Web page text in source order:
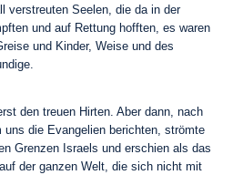
verstreuten Seelen, die da in der
und auf Rettung hofften, es waren
und Kinder, Weise und des
den treuen Hirten. Aber dann, nach
die Evangelien berichten, strömte
Grenzen Israels und erschien als das
der ganzen Welt, die sich nicht mit